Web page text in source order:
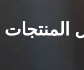
المنتجات